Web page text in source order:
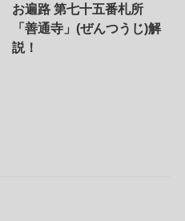
お遍路 第七十五番札所
「善通寺」(ぜんつうじ)解
説！